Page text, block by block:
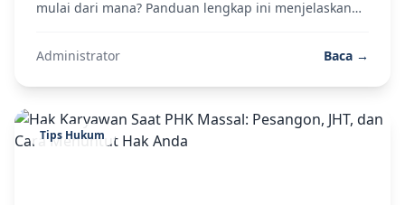
mulai dari mana? Panduan lengkap ini menjelaskan
Administrator Baca →
Tips Hukum